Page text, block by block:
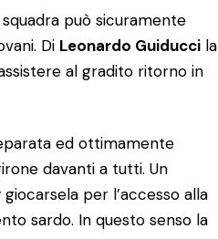
può sicuramente
Di Leonardo Guiducci la
al gradito ritorno in
ed ottimamente
davanti a tutti. Un
per l’accesso alla
sardo. In questo senso la